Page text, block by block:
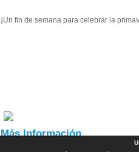
¡Un fin de semana para celebrar la
Más Información